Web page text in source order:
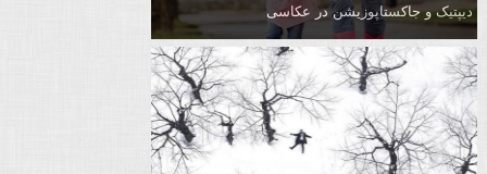
دیپتیک و جاکستا‌پوزیشن در عکاسی